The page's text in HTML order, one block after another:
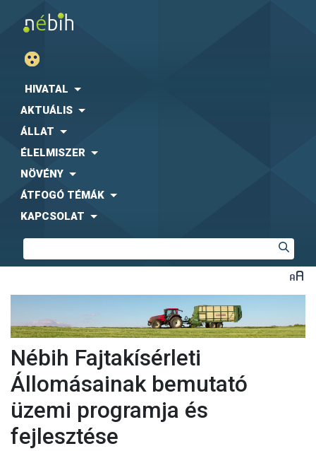
HIVATAL
AKTUÁLIS
ÁLLAT
ÉLELMISZER
NÖVÉNY
ÁTFOGÓ TÉMÁK
KAPCSOLAT
Nébih Fajtakísérleti
Állomásainak bemutató
üzemi programja és
fejlesztése